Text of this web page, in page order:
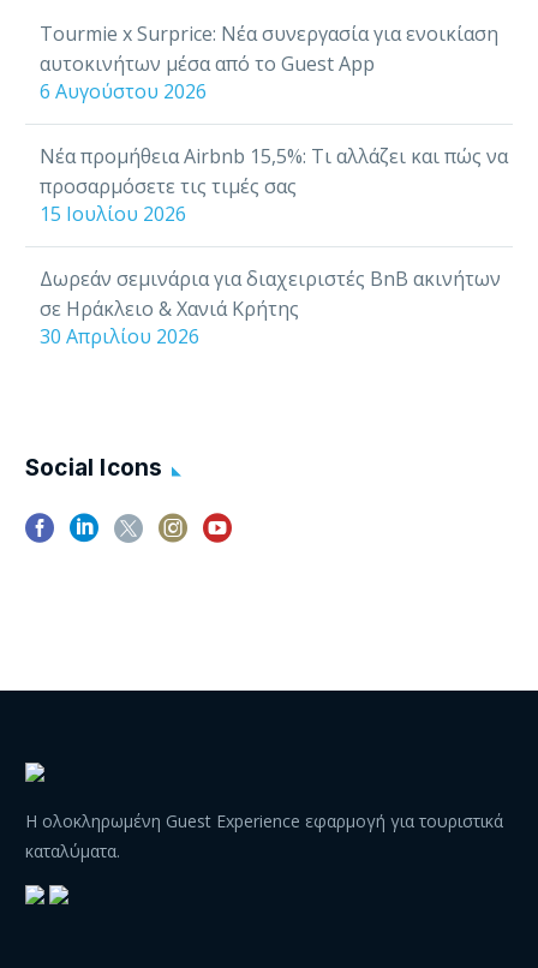
εξυπηρετείτε και να
αλληλεπιδράτε με…
Tourmie x Surprice: Νέα συνεργασία για ενοικίαση
αυτοκινήτων μέσα από το Guest App
6 Αυγούστου 2026
Νέα προμήθεια Airbnb 15,5%: Τι αλλάζει και πώς να
προσαρμόσετε τις τιμές σας
15 Ιουλίου 2026
Δωρεάν σεμινάρια για διαχειριστές BnB ακινήτων
σε Ηράκλειο & Χανιά Κρήτης
30 Απριλίου 2026
Social Icons
Η ολοκληρωμένη Guest Experience εφαρμογή για τουριστικά
καταλύματα.